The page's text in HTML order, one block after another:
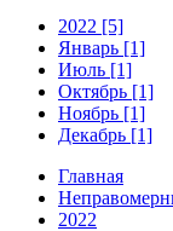
2022 [5]
Январь [1]
Июль [1]
Октябрь [1]
Ноябрь [1]
Декабрь [1]
Главная
2022